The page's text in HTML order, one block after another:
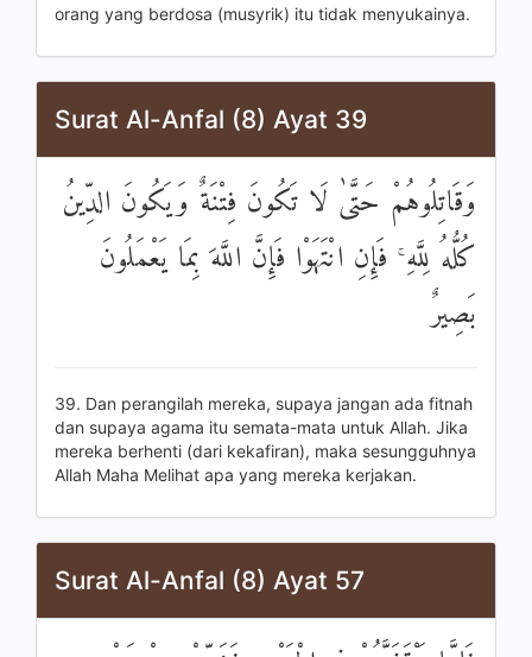
orang yang berdosa (musyrik) itu tidak menyukainya.
Surat Al-Anfal (8) Ayat 39
وَقَاتِلُوهُمْ حَتَّىٰ لَا تَكُونَ فِتْنَةٌ وَيَكُونَ الدِّينُ
كُلُّهُ لِلَّهِ ۚ فَإِنِ انْتَهَوْا فَإِنَّ اللَّهَ بِمَا يَعْمَلُونَ
بَصِيرٌ
39. Dan perangilah mereka, supaya jangan ada fitnah
dan supaya agama itu semata-mata untuk Allah. Jika
mereka berhenti (dari kekafiran), maka sesungguhnya
Allah Maha Melihat apa yang mereka kerjakan.
Surat Al-Anfal (8) Ayat 57